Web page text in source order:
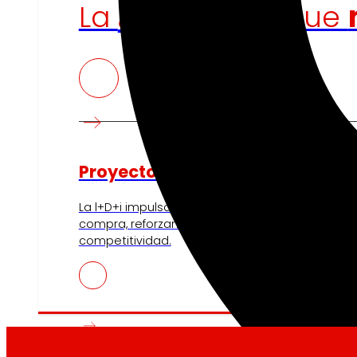
La tecnología que
Proyectos de innovación
La l+D+i impulsa nuestra transformación,
compra, reforzando la sostenibilidad y
competitividad.